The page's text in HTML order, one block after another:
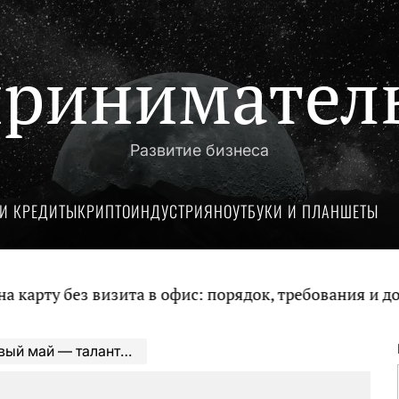
Развитие бизнеса
КРЕДИТЫКРИПТОИНДУСТРИЯНОУТБУКИ И ПЛАНШЕТЫ
визита в офис: порядок, требования и
из личной жизни Сергея Кузнецова, музыкальная карьера и неизвестные факты